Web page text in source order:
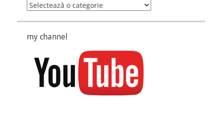
categorii
my channel